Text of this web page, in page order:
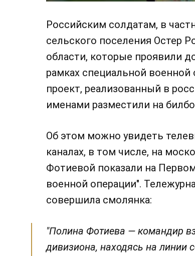
Российским солдатам, в
сельского поселения Остер
области, которые проявили
рамках специальной
проект, реализованный в
именами разместили на
Об этом можно увидеть
каналах, в том числе, на
Фотиевой показали на
военной операции".
совершила смолянка:
"Полина Фотиева — командир
дивизиона, находясь на линии